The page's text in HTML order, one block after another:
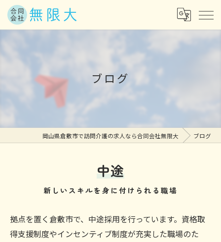
ブログ
岡山県倉敷市で訪問介護の求人なら合同会社無限大 ブログ
中途
新しいスキルを身に付けられる職場
拠点を置く倉敷市で、中途採用を行っています。資格取
得支援制度やインセンティブ制度が充実した職場のた